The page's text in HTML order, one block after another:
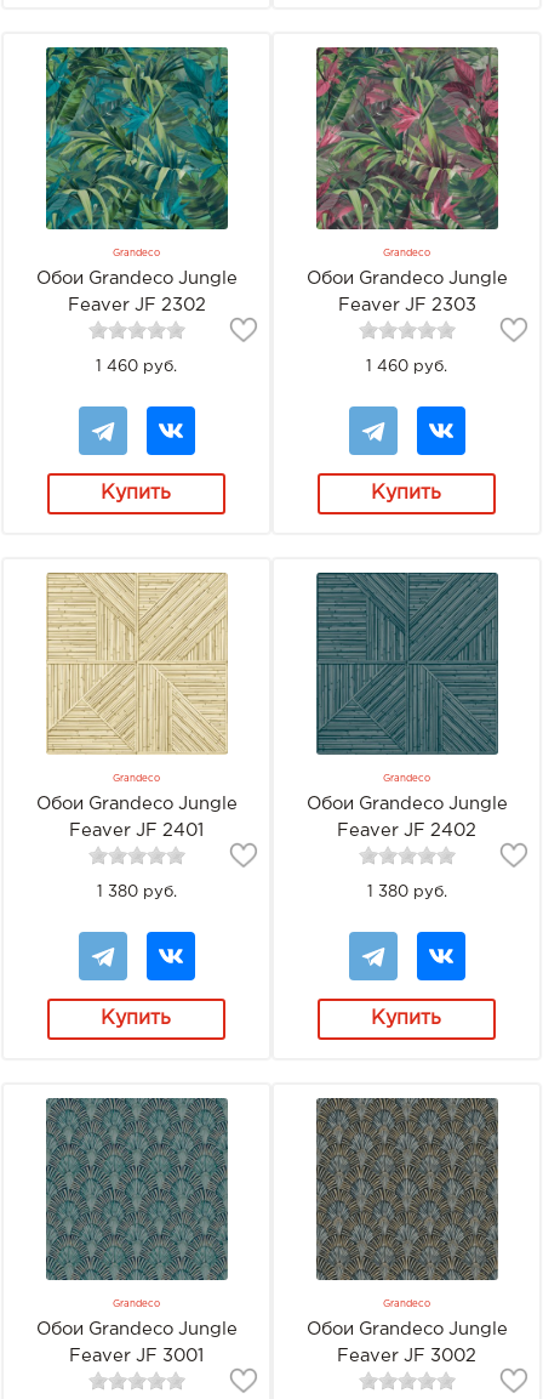
Grandeco
Обои Grandeco Jungle
Feaver JF 2302
1 460 руб.
Купить
Grandeco
Обои Grandeco Jungle
Feaver JF 2303
1 460 руб.
Купить
Grandeco
Обои Grandeco Jungle
Feaver JF 2401
1 380 руб.
Купить
Grandeco
Обои Grandeco Jungle
Feaver JF 2402
1 380 руб.
Купить
Grandeco
Обои Grandeco Jungle
Feaver JF 3001
Grandeco
Обои Grandeco Jungle
Feaver JF 3002